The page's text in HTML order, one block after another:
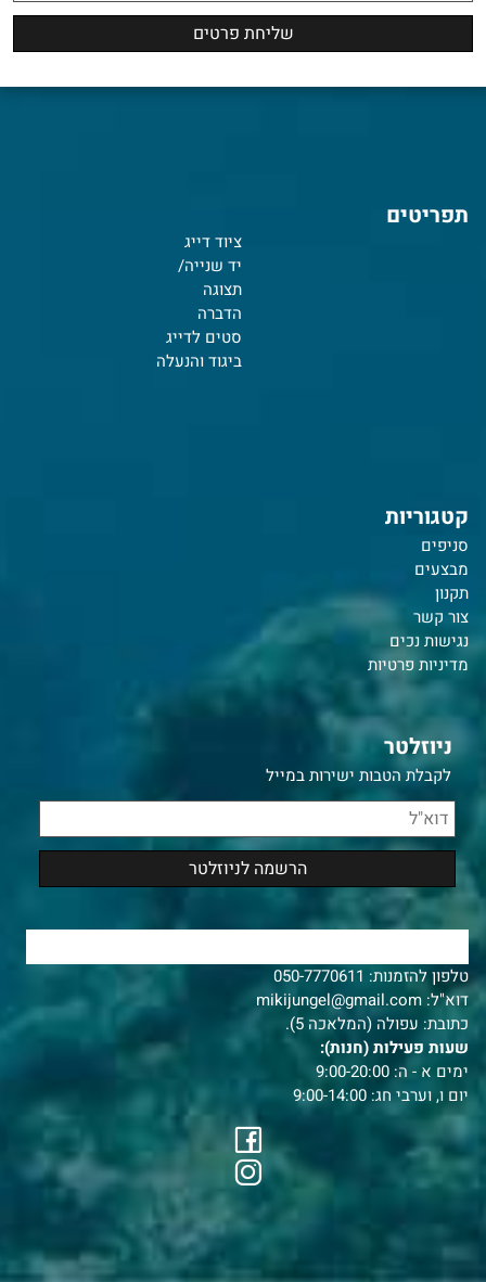
תפריטים
ציוד דייג
יד שנייה/
תצוגה
הדברה
סטים לדייג
ביגוד והנעלה
קטגוריות
סניפים
מבצעים
תקנון
צור קשר
נגישות נכים
מדיניות פרטיות
ניוזלטר
לקבלת הטבות ישירות במייל
צרו איתנו קשר
טלפון להזמנות: 050-7770611
דוא"ל: mikijungel@gmail.com
כתובת: עפולה (המלאכה 5).
שעות פעילות (חנות):
ימים א - ה: 9:00-20:00
יום ו, וערבי חג: 9:00-14:00